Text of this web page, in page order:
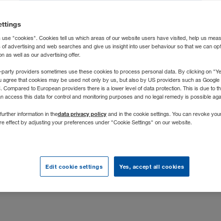
der WALTER GROUP und europäischer
Raumsystemen. Den Kunden aus Industrie, Handel, Gewerbe
"Raum sofort" – das heißt Raumlösungen mit Containern
mehreren europäischen Werken. Das 1981 gegründete
traditionelle Werte mit einem modernen
(m/w/d) lernst du von den Profis, hast die Möglichkeit, dich
entwickeln und langfristig ein Profi im Sales Management zu
use "cookies". Cookies tell us which areas of our website users have visited, help us
of advertising and web searches and give us insight into user behaviour so that we can
as well as our advertising offer.
providers sometimes use these cookies to process personal data. By clicking on
agree that cookies may be used not only by us, but also by US providers such as Google
Compared to European providers there is a lower level of data protection. This is due to
access this data for control and monitoring purposes and no legal remedy is possible
information in thedata privacy policy and in the cookie settings. You can revoke
effect by adjusting your preferences under "Cookie Settings" on our website.
Edit cookie settings Yes, accept all cookies